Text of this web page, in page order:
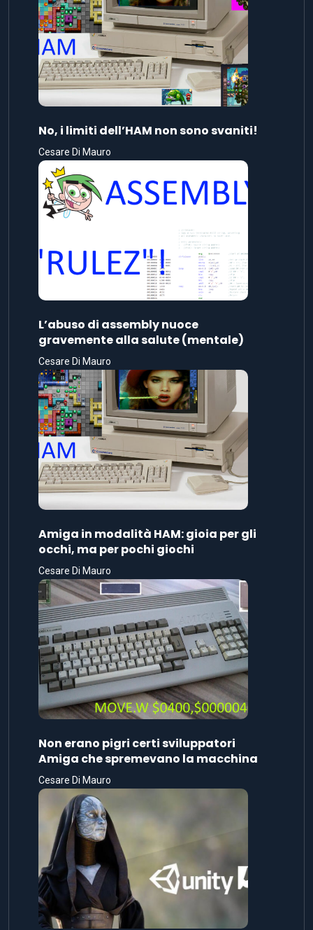
No, i limiti dell’HAM non sono svaniti!
Cesare Di Mauro
L’abuso di assembly nuoce
gravemente alla salute (mentale)
Cesare Di Mauro
Amiga in modalità HAM: gioia per gli
occhi, ma per pochi giochi
Cesare Di Mauro
Non erano pigri certi sviluppatori
Amiga che spremevano la macchina
Cesare Di Mauro